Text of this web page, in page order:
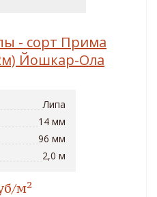
- сорт Прима
Йошкар-Ола
Липа
14 мм
96 мм
2,0 м
м2